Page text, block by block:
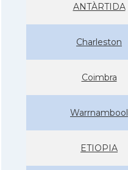
ANTÀRTIDA
Charleston
Coimbra
Warrnambool
ETIOPIA